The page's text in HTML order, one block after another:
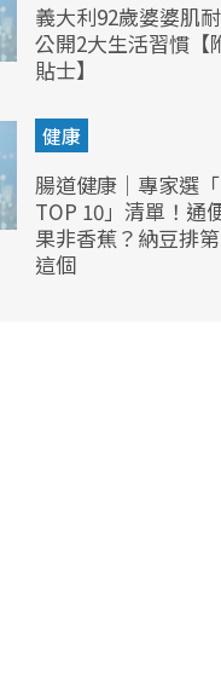
義大利92歲婆婆肌
公開2大生活習慣【
貼士】
健康
腸道健康｜專家選
TOP 10」清單！通
果非香蕉？納豆排
這個